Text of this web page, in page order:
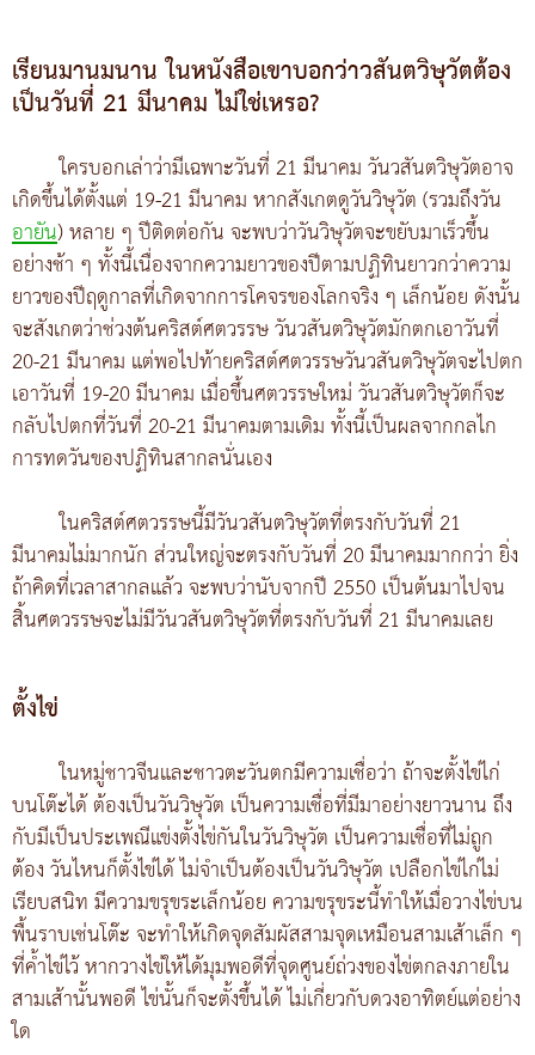
เรียนมานมนาน ในหนังสือเขาบอกว่าวสันตวิษุวัตต้อง
เป็นวันที่ 21 มีนาคม ไม่ใช่เหรอ?
ใครบอกเล่าว่ามีเฉพาะวันที่ 21 มีนาคม วันวสันตวิษุวัตอาจ
เกิดขึ้นได้ตั้งแต่ 19-21 มีนาคม หากสังเกตดูวันวิษุวัต (รวมถึงวัน
อายัน) หลาย ๆ ปีติดต่อกัน จะพบว่าวันวิษุวัตจะขยับมาเร็วขึ้น
อย่างช้า ๆ ทั้งนี้เนื่องจากความยาวของปีตามปฏิทินยาวกว่าความ
ยาวของปีฤดูกาลที่เกิดจากการโคจรของโลกจริง ๆ เล็กน้อย ดังนั้น
จะสังเกตว่าช่วงต้นคริสต์ศตวรรษ วันวสันตวิษุวัตมักตกเอาวันที่
20-21 มีนาคม แต่พอไปท้ายคริสต์ศตวรรษวันวสันตวิษุวัตจะไปตก
เอาวันที่ 19-20 มีนาคม เมื่อขึ้นศตวรรษใหม่ วันวสันตวิษุวัตก็จะ
กลับไปตกที่วันที่ 20-21 มีนาคมตามเดิม ทั้งนี้เป็นผลจากกลไก
การทดวันของปฏิทินสากลนั่นเอง
ในคริสต์ศตวรรษนี้มีวันวสันตวิษุวัตที่ตรงกับวันที่ 21
มีนาคมไม่มากนัก ส่วนใหญ่จะตรงกับวันที่ 20 มีนาคมมากกว่า ยิ่ง
ถ้าคิดที่เวลาสากลแล้ว จะพบว่านับจากปี 2550 เป็นต้นมาไปจน
สิ้นศตวรรษจะไม่มีวันวสันตวิษุวัตที่ตรงกับวันที่ 21 มีนาคมเลย
ตั้งไข่
ในหมู่ชาวจีนและชาวตะวันตกมีความเชื่อว่า ถ้าจะตั้งไข่ไก่
บนโต๊ะได้ ต้องเป็นวันวิษุวัต เป็นความเชื่อที่มีมาอย่างยาวนาน ถึง
กับมีเป็นประเพณีแข่งตั้งไข่กันในวันวิษุวัต เป็นความเชื่อที่ไม่ถูก
ต้อง วันไหนก็ตั้งไข่ได้ ไม่จำเป็นต้องเป็นวันวิษุวัต เปลือกไข่ไก่ไม่
เรียบสนิท มีความขรุขระเล็กน้อย ความขรุขระนี้ทำให้เมื่อวางไข่บน
พื้นราบเช่นโต๊ะ จะทำให้เกิดจุดสัมผัสสามจุดเหมือนสามเส้าเล็ก ๆ
ที่ค้ำไข่ไว้ หากวางไข่ให้ได้มุมพอดีที่จุดศูนย์ถ่วงของไข่ตกลงภายใน
สามเส้านั้นพอดี ไข่นั้นก็จะตั้งขึ้นได้ ไม่เกี่ยวกับดวงอาทิตย์แต่อย่าง
ใด